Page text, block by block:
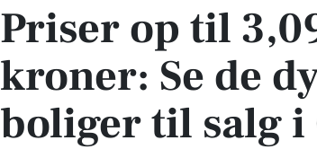
Priser op til
kroner: Se de
boliger til salg